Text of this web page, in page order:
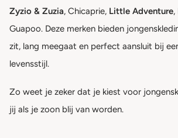
Zyzio & Zuzia, Chicaprie, Little Adventure,
Guapoo. Deze merken bieden
zit, lang meegaat en perfect aansluit bij
levensstijl.
Zo weet je zeker dat je kiest voor
jij als je zoon blij van worden.